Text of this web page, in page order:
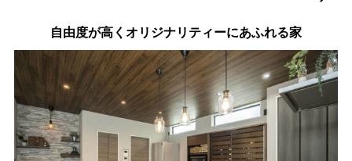
自由度が高くオリジナリティーにあふれる家